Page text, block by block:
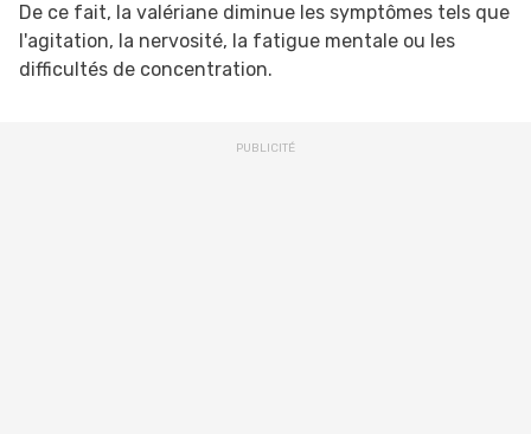
De ce fait, la valériane diminue les symptômes tels que
l'agitation, la nervosité, la fatigue mentale ou les
difficultés de concentration.